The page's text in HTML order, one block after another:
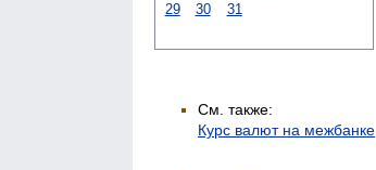
29
30 31
См. также:
Курс валют на межбанке